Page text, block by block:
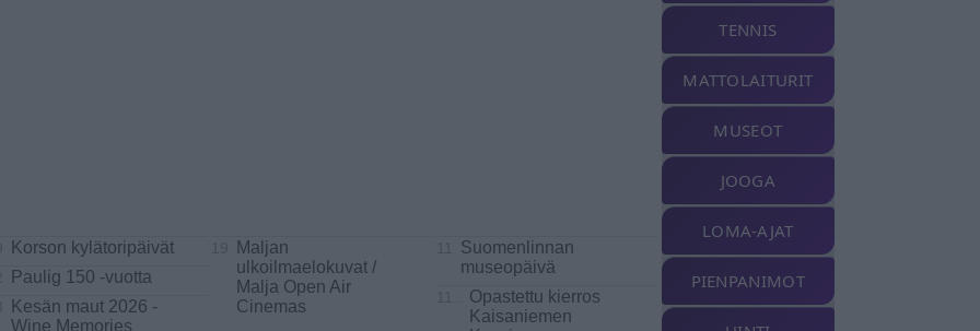
Korson kylätoripäivät
Paulig 150 -vuotta
Kesän maut 2026 -
Wine Memories
Maljan
ulkoilmaelokuvat /
Malja Open Air
Cinemas
Suomenlinnan
museopäivä
Opastettu kierros
Kaisaniemen
TENNIS
MATTOLAITURIT
MUSEOT
JOOGA
LOMA-AJAT
PIENPANIMOT